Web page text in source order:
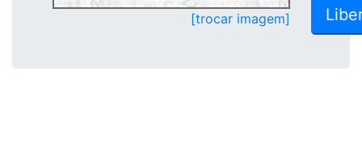
[trocar imagem]